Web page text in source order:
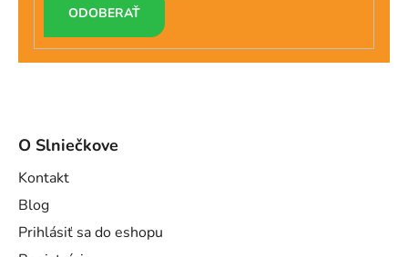
PRIHLÁSIŤ
SA
O Slniečkove
Kontakt
Blog
Prihlásiť sa do eshopu